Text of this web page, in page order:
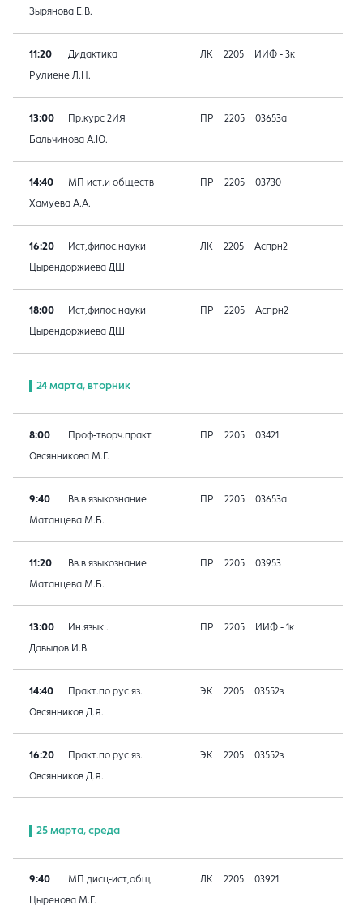
Зырянова Е.В.
11:20 Дидактика ЛК 2205 ИИФ - 3к
Рулиене Л.Н.
13:00 Пр.курс 2ИЯ ПР 2205 03653а
Бальчинова А.Ю.
14:40 МП ист.и обществ ПР 2205 03730
Хамуева А.А.
16:20 Ист,филос.науки ЛК 2205 Аспрн2
Цырендоржиева ДШ
18:00 Ист,филос.науки ПР 2205 Аспрн2
Цырендоржиева ДШ
24 марта, вторник
8:00 Проф-творч.практ ПР 2205 03421
Овсянникова М.Г.
9:40 Вв.в языкознание ПР 2205 03653а
Матанцева М.Б.
11:20 Вв.в языкознание ПР 2205 03953
Матанцева М.Б.
13:00 Ин.язык . ПР 2205 ИИФ - 1к
Давыдов И.В.
14:40 Практ.по рус.яз. ЭК 2205 03552з
Овсянников Д.Я.
16:20 Практ.по рус.яз. ЭК 2205 03552з
Овсянников Д.Я.
25 марта, среда
9:40 МП дисц-ист,общ. ЛК 2205 03921
Цыренова М.Г.